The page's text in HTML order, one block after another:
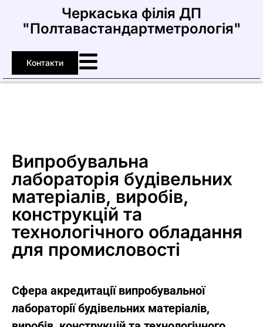
Черкаська філія ДП
"Полтавастандартметрологія"
Контакти
Випробувальна
лабораторія будівельних
матеріалів, виробів,
конструкцій та
технологічного обладання
для промисловості
Сфера акредитації випробувальної
лабораторії будівельних матеріалів,